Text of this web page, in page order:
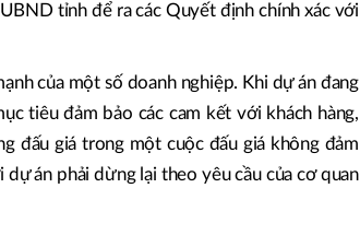
tỉnh để ra các Quyết định chính xác với
của một số doanh nghiệp. Khi dự án đang
tiêu đảm bảo các cam kết với khách hàng,
đấu giá trong một cuộc đấu giá không đảm
án phải dừng lại theo yêu cầu của cơ quan